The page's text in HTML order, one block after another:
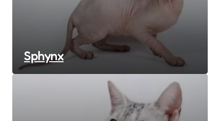
Sphynx